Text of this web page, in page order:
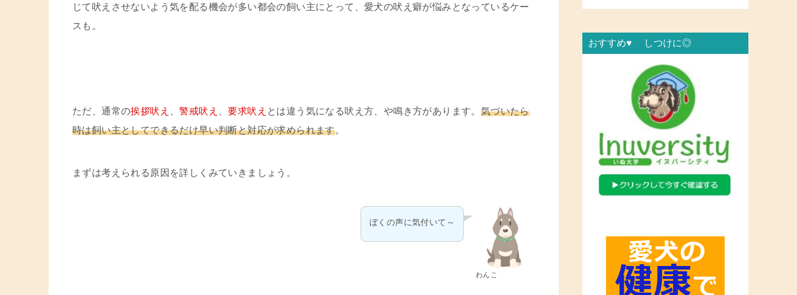
じて吠えさせないよう気を配る機会が多い都会の飼い主にとって、愛犬の吠え癖が悩みとなっているケー
スも。
ただ、通常の挨拶吠え 、警戒吠え 、要求吠え とは違う気になる吠え方、や鳴き方があります。 気づいたら
時は飼い主としてできるだけ早い判断と対応が求められます。
まずは考えられる原因を詳しくみていきましょう。
わんこ
ぼくの声に気付いて～
おすすめ♥ しつけに◎